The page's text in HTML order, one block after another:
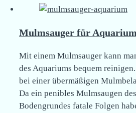
Mulmsauger für Aquarium
Mit einem Mulmsauger kann
des Aquariums bequem
bei einer übermäßigen
Da ein penibles Mulmsaugen
Bodengrundes fatale Folgen